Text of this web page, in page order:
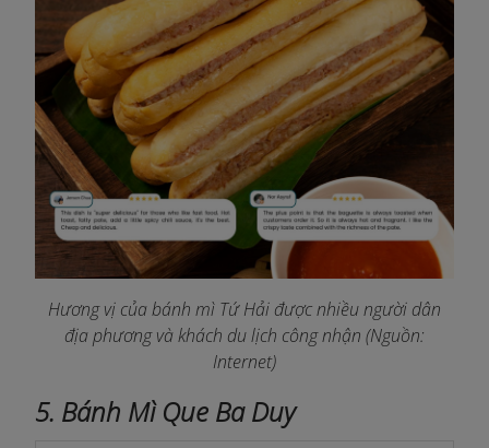
Hương vị của bánh mì Tứ Hải được nhiều người dân
địa phương và khách du lịch công nhận (Nguồn:
Internet)
5. Bánh Mì Que Ba Duy